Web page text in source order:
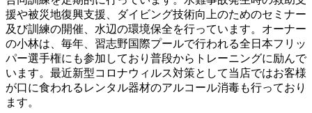
援や被災地復興支援、ダイビング技術向上のためのセミナー
及び訓練の開催、水辺の環境保全を行っています。オーナー
の小林は、毎年、習志野国際プールで行われる全日本フリッ
パー選手権にも参加しており普段からトレーニングに励んで
います。最近新型コロナウィルス対策として当店ではお客様
が口に食われるレンタル器材のアルコール消毒も行っており
ます。